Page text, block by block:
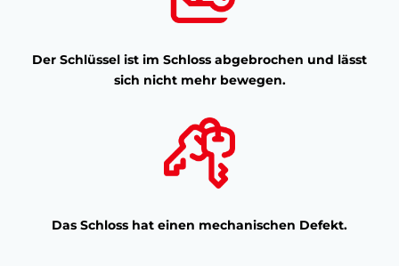
Der Schlüssel ist im Schloss abgebrochen und lässt
sich nicht mehr bewegen.
Das Schloss hat einen mechanischen Defekt.